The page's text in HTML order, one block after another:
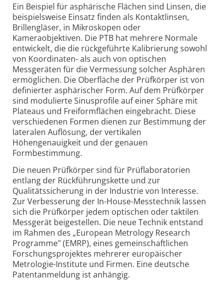
Ein Beispiel für asphärische Flächen sind Linsen, die
beispielsweise Einsatz finden als Kontaktlinsen,
Brillengläser, in Mikroskopen oder
Kameraobjektiven. Die PTB hat mehrere Normale
entwickelt, die die rückgeführte Kalibrierung sowohl
von Koordinaten- als auch von optischen
Messgeräten für die Vermessung solcher Asphären
ermöglichen. Die Oberfläche der Prüfkörper ist von
definierter asphärischer Form. Auf dem Prüfkörper
sind modulierte Sinusprofile auf einer Sphäre mit
Plateaus und Freiformflächen eingebracht. Diese
verschiedenen Formen dienen zur Bestimmung der
lateralen Auflösung, der vertikalen
Höhengenauigkeit und der genauen
Formbestimmung.
Die neuen Prüfkörper sind für Prüflaboratorien
entlang der Rückführungskette und zur
Qualitätssicherung in der Industrie von Interesse.
Zur Verbesserung der In-House-Messtechnik lassen
sich die Prüfkörper jedem optischen oder taktilen
Messgerät beigestellen. Die neue Technik entstand
im Rahmen des „European Metrology Research
Programme" (EMRP), eines gemeinschaftlichen
Forschungsprojektes mehrerer europäischer
Metrologie-Institute und Firmen. Eine deutsche
Patentanmeldung ist anhängig.